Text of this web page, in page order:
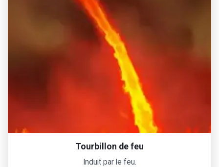
Tourbillon de feu
Induit par le feu.